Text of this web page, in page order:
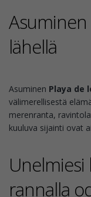
Asuminen
lähellä
Asuminen Playa de
välimerellisestä
merenranta,
kuuluva sijainti ovat
rannalla